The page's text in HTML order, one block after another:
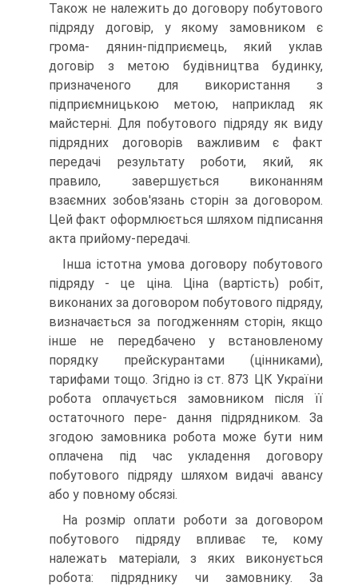
Також не належить до догово­ру побутового
підряду договір, у якому замовником є
грома- дянин-підприємець, який уклав
договір з метою будівництва будинку,
призначеного для використання з
підприємниць­кою метою, наприклад як
майстерні. Для побутового підря­ду як виду
підрядних договорів важливим є факт
передачі результату роботи, який, як
правило, завершується вико­нанням
взаємних зобов'язань сторін за договором.
Цей факт оформлюється шляхом підписання
акта прийому-передачі.
Інша істотна умова договору побутового
підряду - це ці­на. Ціна (вартість) робіт,
виконаних за договором побутового підряду,
визначається за погодженням сторін, якщо
інше не передбачено у встановленому
порядку прейскурантами (цінниками),
тарифами тощо. Згідно із ст. 873 ЦК України
робота оплачується замовником після її
остаточного пере- дання підрядником. За
згодою замовника робота може бути ним
оплачена під час укладення договору
побутового підря­ду шляхом видачі авансу
або у повному обсязі.
На розмір оплати роботи за договором
побутового підряду впливає те, кому
належать матеріали, з яких виконується
робота: підряднику чи замовнику. За